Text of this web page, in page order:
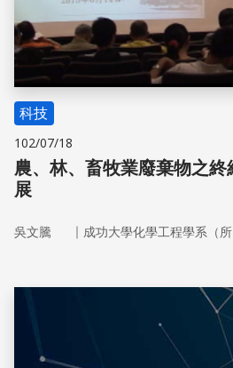
科技
102/07/18
農、林、畜牧業廢棄物之
展
吳文騰 ｜